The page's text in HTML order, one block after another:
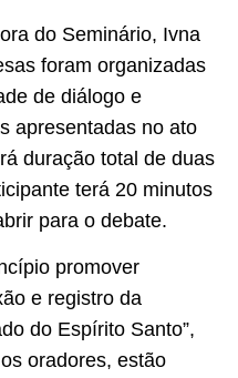
do Seminário, Ivna
foram organizadas
de diálogo e
apresentadas no ato
duração total de duas
terá 20 minutos
para o debate.
promover
e registro da
do Espírito Santo”,
oradores, estão